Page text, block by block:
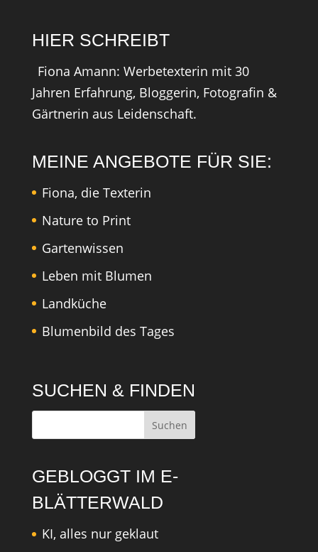
HIER SCHREIBT
Fiona Amann: Werbetexterin mit 30
Jahren Erfahrung, Bloggerin, Fotografin &
Gärtnerin aus Leidenschaft.
MEINE ANGEBOTE FÜR SIE:
Fiona, die Texterin
Nature to Print
Gartenwissen
Leben mit Blumen
Landküche
Blumenbild des Tages
SUCHEN & FINDEN
GEBLOGGT IM E-
BLÄTTERWALD
KI, alles nur geklaut